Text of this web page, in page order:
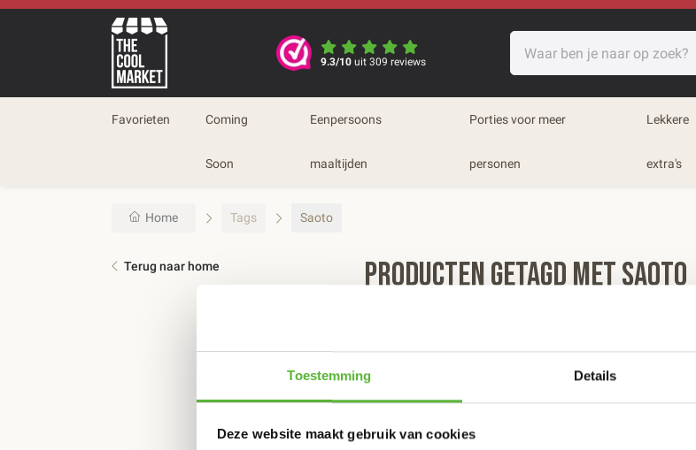
Toestemming Details
Deze website maakt gebruik van cookies
9.3/10 uit 309 reviews
Favorieten Coming
Soon
Eenpersoons
maaltijden
Porties voor meer
personen
Lekkere
extra's
Home Tags Saoto
Terug naar home Producten getagd met Saoto